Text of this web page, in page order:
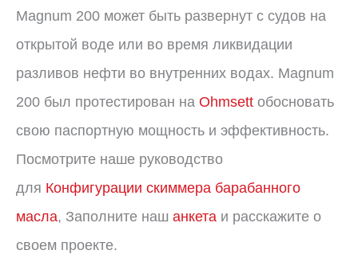
Magnum 200 может быть развернут с судов на
открытой воде или во время ликвидации
разливов нефти во внутренних водах. Magnum
200 был протестирован на Ohmsett обосновать
свою паспортную мощность и эффективность.
Посмотрите наше руководство
для Конфигурации скиммера барабанного
масла, Заполните наш анкета и расскажите о
своем проекте.